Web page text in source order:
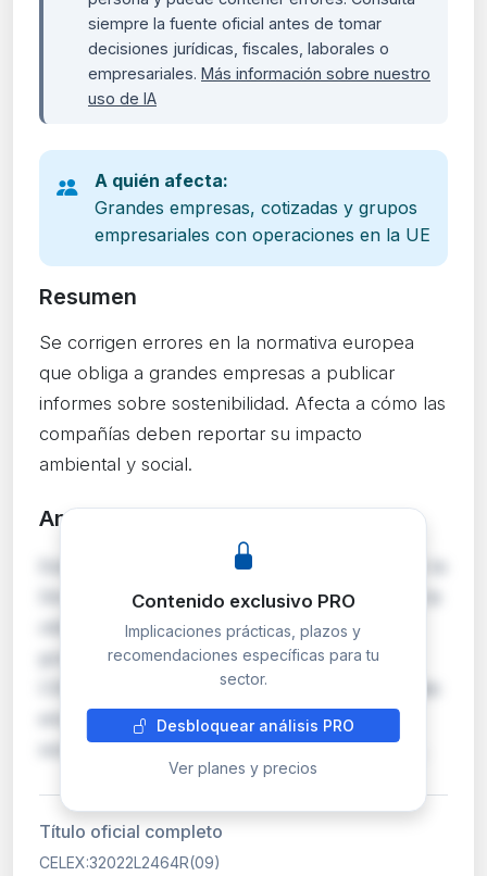
siempre la fuente oficial antes de tomar
decisiones jurídicas, fiscales, laborales o
empresariales. Más información sobre nuestro
uso de IA
A quién afecta:
Grandes empresas, cotizadas y grupos
empresariales con operaciones en la UE
Resumen
Se corrigen errores en la normativa europea
que obliga a grandes empresas a publicar
informes sobre sostenibilidad. Afecta a cómo las
compañías deben reportar su impacto
ambiental y social.
Análisis detallado
Esta rectificación corrige errores materiales en la
Directiva 2022/2464/UE (CSRD), que reforma la
obligación de reporting no financiero para
grandes empresas y cotizadas en la UE. La
CSRD amplía significativamente el alcance de las
empresas obligadas a publicar informes de
sostenibilidad, incluyendo criterios ESG (medi…
Contenido exclusivo PRO
Implicaciones prácticas, plazos y
recomendaciones específicas para tu
sector.
Desbloquear análisis PRO
Ver planes y precios
Título oficial completo
CELEX:32022L2464R(09)